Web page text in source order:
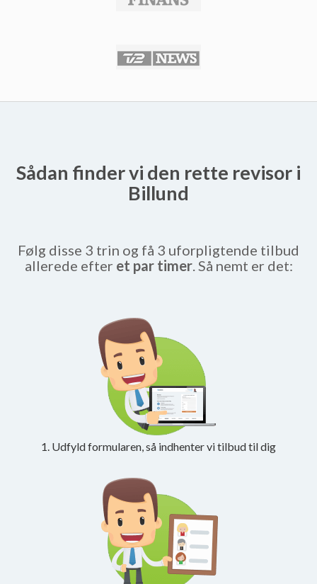
Sådan finder vi den rette revisor i
Billund
Følg disse 3 trin og få 3 uforpligtende tilbud
allerede efter et par timer. Så nemt er det:
1. Udfyld formularen, så indhenter vi tilbud til dig